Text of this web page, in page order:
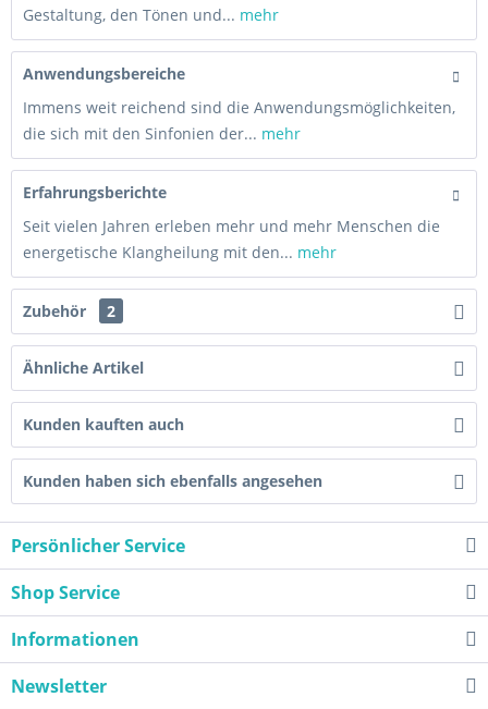
Gestaltung, den Tönen und... mehr
Anwendungsbereiche
Immens weit reichend sind die Anwendungsmöglichkeiten,
die sich mit den Sinfonien der... mehr
Erfahrungsberichte
Seit vielen Jahren erleben mehr und mehr Menschen die
energetische Klangheilung mit den... mehr
Zubehör 2
Ähnliche Artikel
Kunden kauften auch
Kunden haben sich ebenfalls angesehen
Persönlicher Service
Shop Service
Informationen
Newsletter